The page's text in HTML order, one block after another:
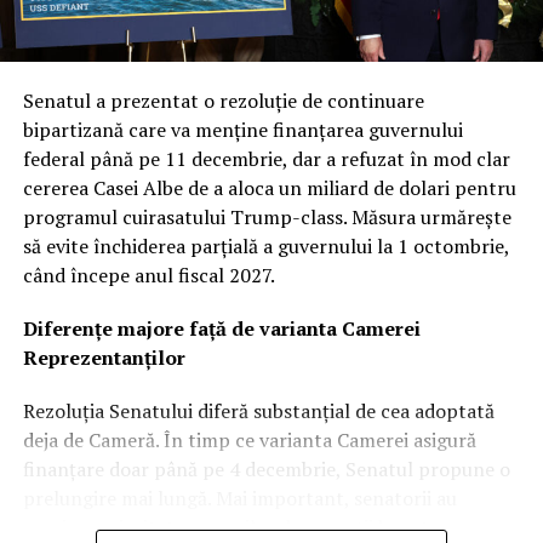
Senatul a prezentat o rezoluție de continuare
bipartizană care va menține finanțarea guvernului
federal până pe 11 decembrie, dar a refuzat în mod clar
cererea Casei Albe de a aloca un miliard de dolari pentru
programul cuirasatului Trump-class. Măsura urmărește
să evite închiderea parțială a guvernului la 1 octombrie,
când începe anul fiscal 2027.
Diferențe majore față de varianta Camerei
Reprezentanților
Rezoluția Senatului diferă substanțial de cea adoptată
deja de Cameră. În timp ce varianta Camerei asigură
finanțare doar până pe 4 decembrie, Senatul propune o
respins majoritatea cererilor de excepții bugetare